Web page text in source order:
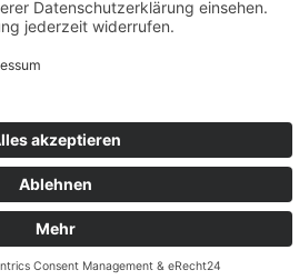
| Film & Kommunikation
Code
kube.studio